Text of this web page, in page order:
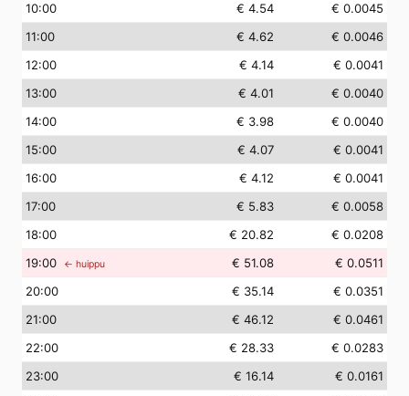
10:00 € 4.54
€ 0.0045
11:00 € 4.62
€ 0.0046
12:00 € 4.14
€ 0.0041
13:00 € 4.01
€ 0.0040
14:00 € 3.98
€ 0.0040
15:00 € 4.07
€ 0.0041
16:00 € 4.12
€ 0.0041
17:00 € 5.83
€ 0.0058
18:00 € 20.82
€ 0.0208
19:00 ← huippu € 51.08
€ 0.0511
20:00 € 35.14
€ 0.0351
21:00 € 46.12
€ 0.0461
22:00 € 28.33
€ 0.0283
23:00 € 16.14
€ 0.0161